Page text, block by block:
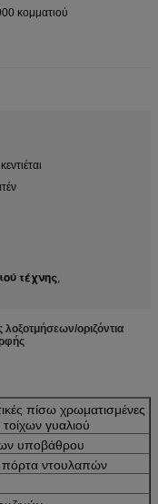
κομματιού
τέχνης,
οριζόντια
πίσω χρωματισμένες
γυαλιού
υποβάθρου
ντουλαπών